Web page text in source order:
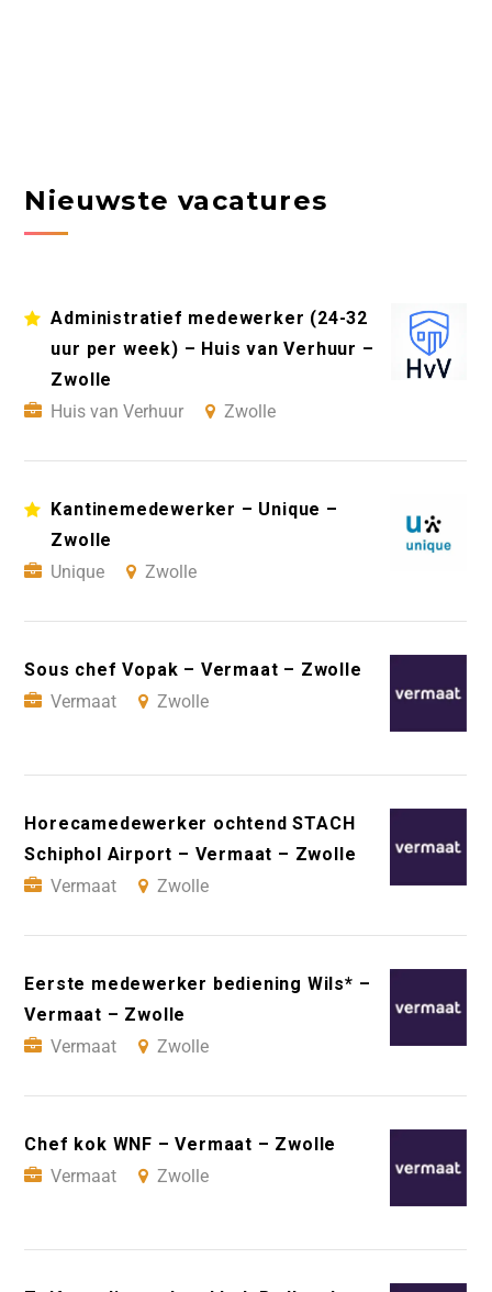
Nieuwste vacatures
Administratief medewerker (24-32
uur per week) – Huis van Verhuur –
Zwolle
Huis van Verhuur
Zwolle
Kantinemedewerker – Unique –
Zwolle
Unique
Zwolle
Sous chef Vopak – Vermaat – Zwolle
Vermaat
Zwolle
Horecamedewerker ochtend STACH
Schiphol Airport – Vermaat – Zwolle
Vermaat
Zwolle
Eerste medewerker bediening Wils* –
Vermaat – Zwolle
Vermaat
Zwolle
Chef kok WNF – Vermaat – Zwolle
Vermaat
Zwolle